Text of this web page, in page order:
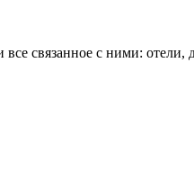
связанное с ними: отели,